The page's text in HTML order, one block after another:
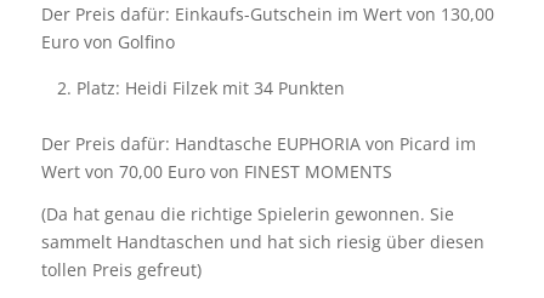
Der Preis dafür: Einkaufs-Gutschein im Wert von 130,00
Euro von Golfino
Platz: Heidi Filzek mit 34 Punkten
Der Preis dafür: Handtasche EUPHORIA von Picard im
Wert von 70,00 Euro von FINEST MOMENTS
(Da hat genau die richtige Spielerin gewonnen. Sie
sammelt Handtaschen und hat sich riesig über diesen
tollen Preis gefreut)